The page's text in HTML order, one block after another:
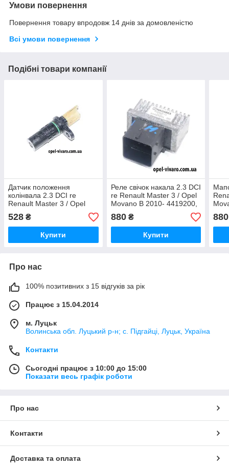
Умови повернення
Повернення товару впродовж 14 днів за домовленістю
Всі умови повернення
Подібні товари компанії
Датчик положення
колінвала 2.3 DCI re
Renault Master 3 / Opel
Movano B 2010-
8200668500 (Рено Мастер
3 / Опель Мовано B)
528 ₴
Купити
Реле свічок накала 2.3 DCI
re Renault Master 3 / Opel
Movano B 2010- 4419200,
8200859243 (Рено Мастер
3 / Опель Мовано B)
880₴
Купити
880
Про нас
100% позитивних з 15 відгуків за рік
Працює з 15.04.2014
м. Луцьк
Волинська обл. Луцький р-н; с. Підгайці, Луцьк, Україна
Контакти
Сьогодні працює з 10:00 до 15:00
Показати весь графік роботи
Про нас
Контакти
Доставка та оплата